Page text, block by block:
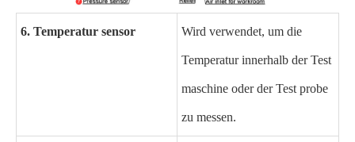
6. Temperatur sensor Wird verwendet, um die
Temperatur innerhalb der Test
maschine oder der Test probe
zu messen.